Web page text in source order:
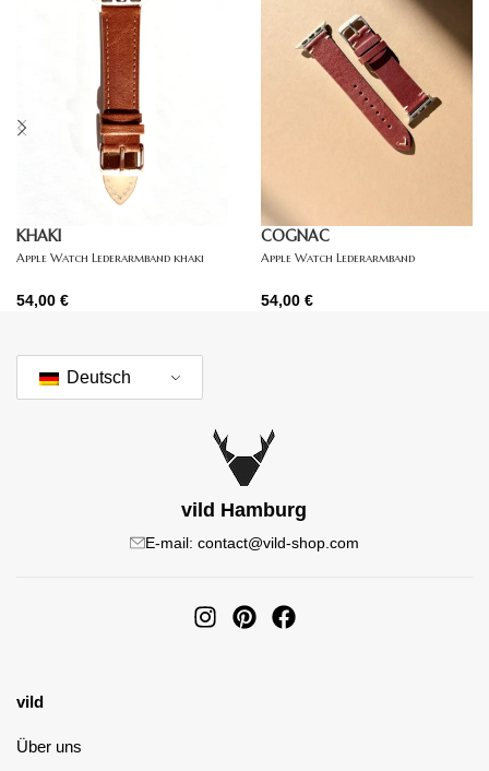
KHAKI
Apple Watch Lederarmband khaki
54,00 €
COGNAC
Apple Watch Lederarmband
54,00 €
Deutsch
vild Hamburg
E-mail: contact@vild-shop.com
vild
Über uns